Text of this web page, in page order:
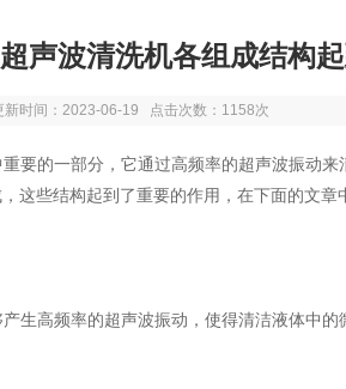
声波清洗机各组成结构
新时间：2023-06-19 点击次数：1158次
要的一部分，它通过高频率的超声波振动
这些结构起到了重要的作用，在下面的文章
高频率的超声波振动，使得清洁液体中的